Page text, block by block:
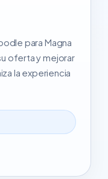
para Magna
oferta y mejorar
la experiencia